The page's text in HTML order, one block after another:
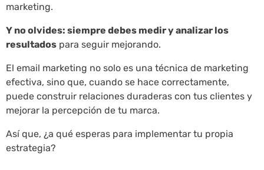
marketing.
Y no olvides: siempre debes medir y analizar los
resultados para seguir mejorando.
El email marketing no solo es una técnica de marketing
efectiva, sino que, cuando se hace correctamente,
puede construir relaciones duraderas con tus clientes y
mejorar la percepción de tu marca.
Así que, ¿a qué esperas para implementar tu propia
estrategia?